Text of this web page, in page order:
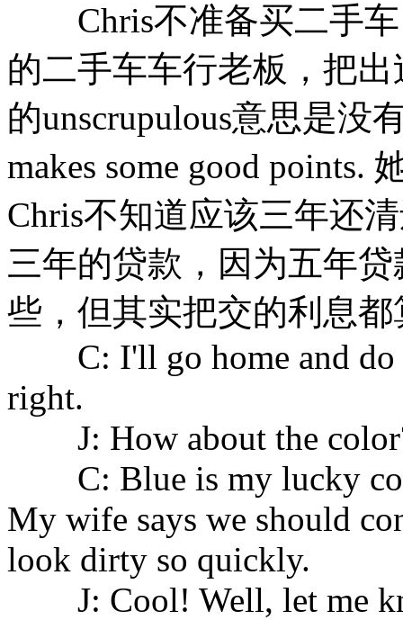
Chris不准备买二手车
的二手车车行老板，把
的unscrupulous意思是没
makes some good
Chris不知道应该三年还
三年的贷款，因为五年
些，但其实把交的利息
C: I'll go home and do
right.
J: How about the
C: Blue is my lucky
My wife says we should
look dirty so quickly.
J: Cool! Well, let me